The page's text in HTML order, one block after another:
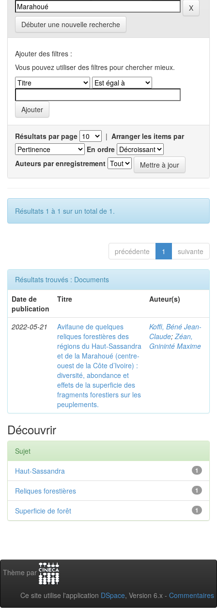
Débuter une nouvelle recherche
Ajouter des filtres :
Vous pouvez utiliser des filtres pour chercher mieux.
Résultats par page | Arranger les items par
En ordre
Auteurs par enregistrement
Résultats 1 à 1 sur un total de 1.
précédente 1 suivante
Résultats trouvés : Documents
Date de
publication
Titre Auteur(s)
2022-05-21
Avifaune de quelques
reliques forestières des
régions du Haut-Sassandra
et de la Marahoué (centre-
ouest de la Côte d’Ivoire) :
diversité, abondance et
effets de la superficie des
fragments forestiers sur les
peuplements.
Koffi, Béné Jean-
Claude; Zéan,
Gnininté Maxime
Découvrir
Sujet
1
Haut-Sassandra
1
Reliques forestières
1
Superficie de forêt
Thème par
Ce site utilise l'application DSpace, Version 6.x - Commentaires